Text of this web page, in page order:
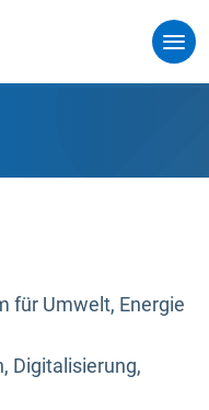
für Umwelt, Energie
Digitalisierung,